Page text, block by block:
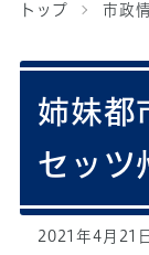
トップ 市政
姉妹
セッ
2021年4月21日